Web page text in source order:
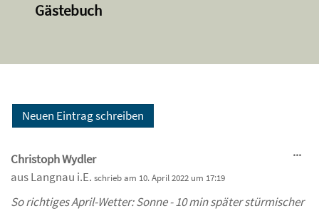
Gästebuch
Christoph Wydler
ausLangnau i.E. schrieb am 10. April 2022 um 17:19
So richtiges April-Wetter: Sonne - 10 min später stürmischer
...